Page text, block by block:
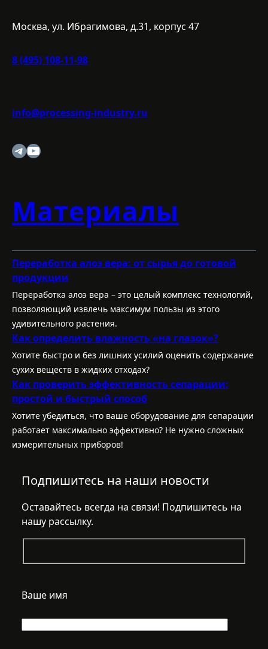
Москва, ул. Ибрагимова, д.31, корпус 47
8 (495) 108-11-98
info@processing-industry.ru
TelegramYouTube
Материалы
Переработка алоэ вера: от сырья до готовой
продукции
Переработка алоэ вера – это целый комплекс технологий,
позволяющий извлечь максимум пользы из этого
удивительного растения.
Как определить влажность «на глазок»?
Хотите быстро и без лишних усилий оценить содержание
сухих веществ в жидких отходах?
Как проверить эффективность сепарации:
простой и быстрый способ
Хотите убедиться, что ваше оборудование для сепарации
работает максимально эффективно? Не нужно сложных
измерительных приборов!
Подпишитесь на наши новости
Оставайтесь всегда на связи! Подпишитесь на
нашу рассылку.
Ваше имя